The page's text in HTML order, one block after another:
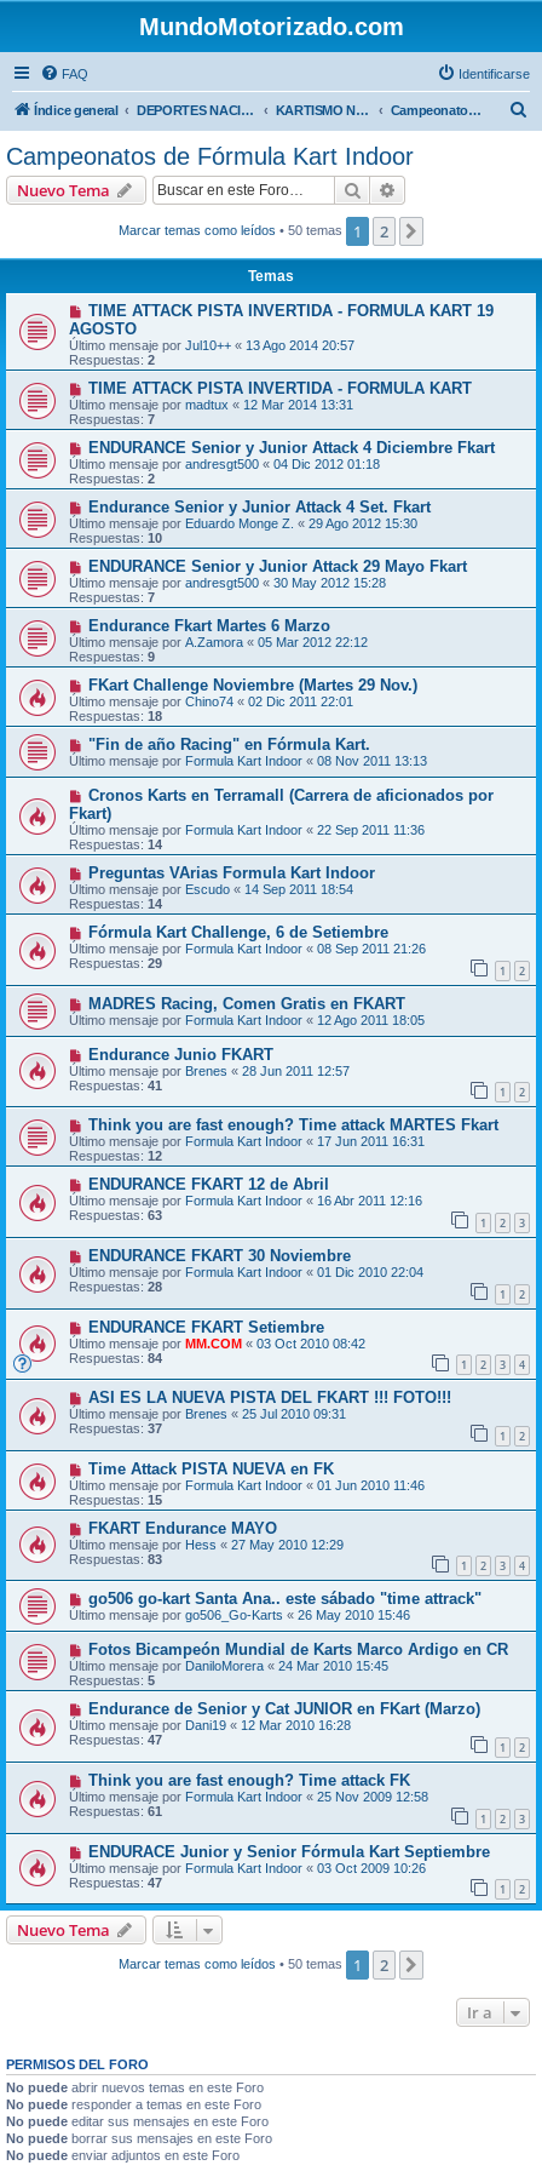
MundoMotorizado.com
FAQ Identificarse
Índice general DEPORTES NACIONALES KARTISMO NACIONAL Campeonatos de Fórmula Kart Indoor
Campeonatos de Fórmula Kart Indoor
Nuevo Tema Buscar
Marcar temas como leídos • 50 temas 1 2
Temas
TIME ATTACK PISTA INVERTIDA - FORMULA KART 19
AGOSTO
Último mensaje por Jul10++ « 13 Ago 2014 20:57
Respuestas: 2
TIME ATTACK PISTA INVERTIDA - FORMULA KART
Último mensaje por madtux « 12 Mar 2014 13:31
Respuestas: 7
ENDURANCE Senior y Junior Attack 4 Diciembre Fkart
Último mensaje por andresgt500 « 04 Dic 2012 01:18
Respuestas: 2
Endurance Senior y Junior Attack 4 Set. Fkart
Último mensaje por Eduardo Monge Z. « 29 Ago 2012 15:30
Respuestas: 10
ENDURANCE Senior y Junior Attack 29 Mayo Fkart
Último mensaje por andresgt500 « 30 May 2012 15:28
Respuestas: 7
Endurance Fkart Martes 6 Marzo
Último mensaje por A.Zamora « 05 Mar 2012 22:12
Respuestas: 9
FKart Challenge Noviembre (Martes 29 Nov.)
Último mensaje por Chino74 « 02 Dic 2011 22:01
Respuestas: 18
"Fin de año Racing" en Fórmula Kart.
Último mensaje por Formula Kart Indoor « 08 Nov 2011 13:13
Cronos Karts en Terramall (Carrera de aficionados por
Fkart)
Último mensaje por Formula Kart Indoor « 22 Sep 2011 11:36
Respuestas: 14
Preguntas VArias Formula Kart Indoor
Último mensaje por Escudo « 14 Sep 2011 18:54
Respuestas: 14
Fórmula Kart Challenge, 6 de Setiembre
Último mensaje por Formula Kart Indoor « 08 Sep 2011 21:26
Respuestas: 29 1 2
MADRES Racing, Comen Gratis en FKART
Último mensaje por Formula Kart Indoor « 12 Ago 2011 18:05
Endurance Junio FKART
Último mensaje por Brenes « 28 Jun 2011 12:57
Respuestas: 41 1 2
Think you are fast enough? Time attack MARTES Fkart
Último mensaje por Formula Kart Indoor « 17 Jun 2011 16:31
Respuestas: 12
ENDURANCE FKART 12 de Abril
Último mensaje por Formula Kart Indoor « 16 Abr 2011 12:16
Respuestas: 63 1 2 3
ENDURANCE FKART 30 Noviembre
Último mensaje por Formula Kart Indoor « 01 Dic 2010 22:04
Respuestas: 28 1 2
ENDURANCE FKART Setiembre
Último mensaje por MM.COM « 03 Oct 2010 08:42
Respuestas: 84 1 2 3 4
ASI ES LA NUEVA PISTA DEL FKART !!! FOTO!!!
Último mensaje por Brenes « 25 Jul 2010 09:31
Respuestas: 37 1 2
Time Attack PISTA NUEVA en FK
Último mensaje por Formula Kart Indoor « 01 Jun 2010 11:46
Respuestas: 15
FKART Endurance MAYO
Último mensaje por Hess « 27 May 2010 12:29
Respuestas: 83 1 2 3 4
go506 go-kart Santa Ana.. este sábado "time attrack"
Último mensaje por go506_Go-Karts « 26 May 2010 15:46
Fotos Bicampeón Mundial de Karts Marco Ardigo en CR
Último mensaje por DaniloMorera « 24 Mar 2010 15:45
Respuestas: 5
Endurance de Senior y Cat JUNIOR en FKart (Marzo)
Último mensaje por Dani19 « 12 Mar 2010 16:28
Respuestas: 47 1 2
Think you are fast enough? Time attack FK
Último mensaje por Formula Kart Indoor « 25 Nov 2009 12:58
Respuestas: 61 1 2 3
ENDURACE Junior y Senior Fórmula Kart Septiembre
Último mensaje por Formula Kart Indoor « 03 Oct 2009 10:26
Respuestas: 47 1 2
Nuevo Tema
Marcar temas como leídos • 50 temas 1 2
Ir a
PERMISOS DEL FORO
No puede abrir nuevos temas en este Foro
No puede responder a temas en este Foro
No puede editar sus mensajes en este Foro
No puede borrar sus mensajes en este Foro
No puede enviar adjuntos en este Foro